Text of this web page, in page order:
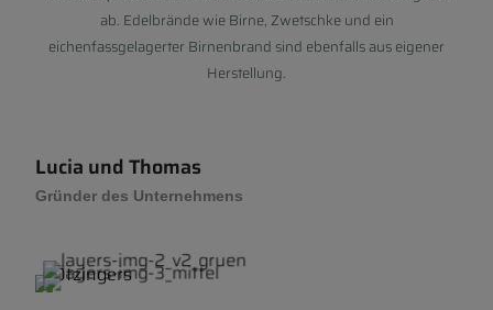
ab. Edelbrände wie Birne, Zwetschke und ein
eichenfassgelagerter Birnenbrand sind ebenfalls aus eigener
Herstellung.
Lucia und Thomas
Gründer des Unternehmens